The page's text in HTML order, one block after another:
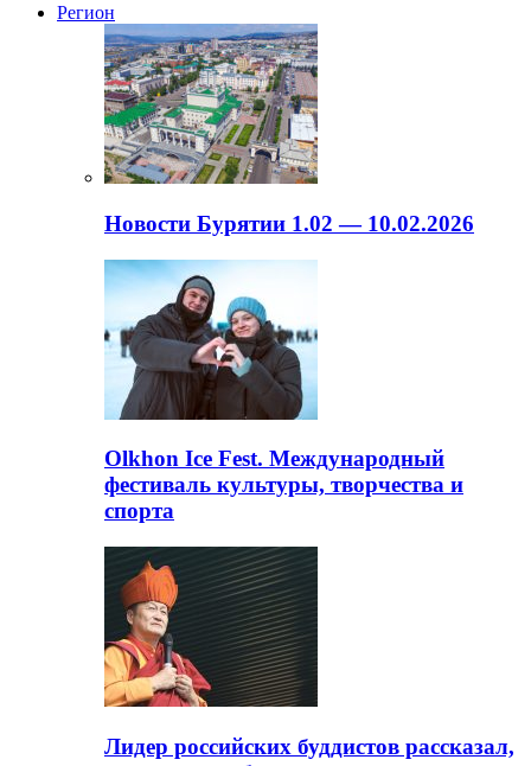
Регион
Новости Бурятии 1.02 — 10.02.2026
Olkhon Ice Fest. Международный
фестиваль культуры, творчества и
спорта
Лидер российских буддистов рассказал,